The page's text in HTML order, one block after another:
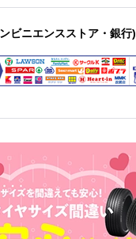
ビニエンスストア・銀行)